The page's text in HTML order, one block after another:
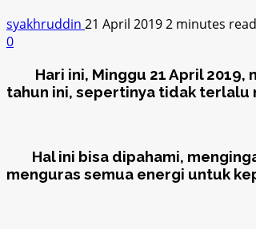
syakhruddin 21 April 20192 minutes read
0
Hari ini, Minggu 21 April 2019,
tahun ini, sepertinya tidak terlalu
Hal ini bisa dipahami,
menguras semua energi untuk